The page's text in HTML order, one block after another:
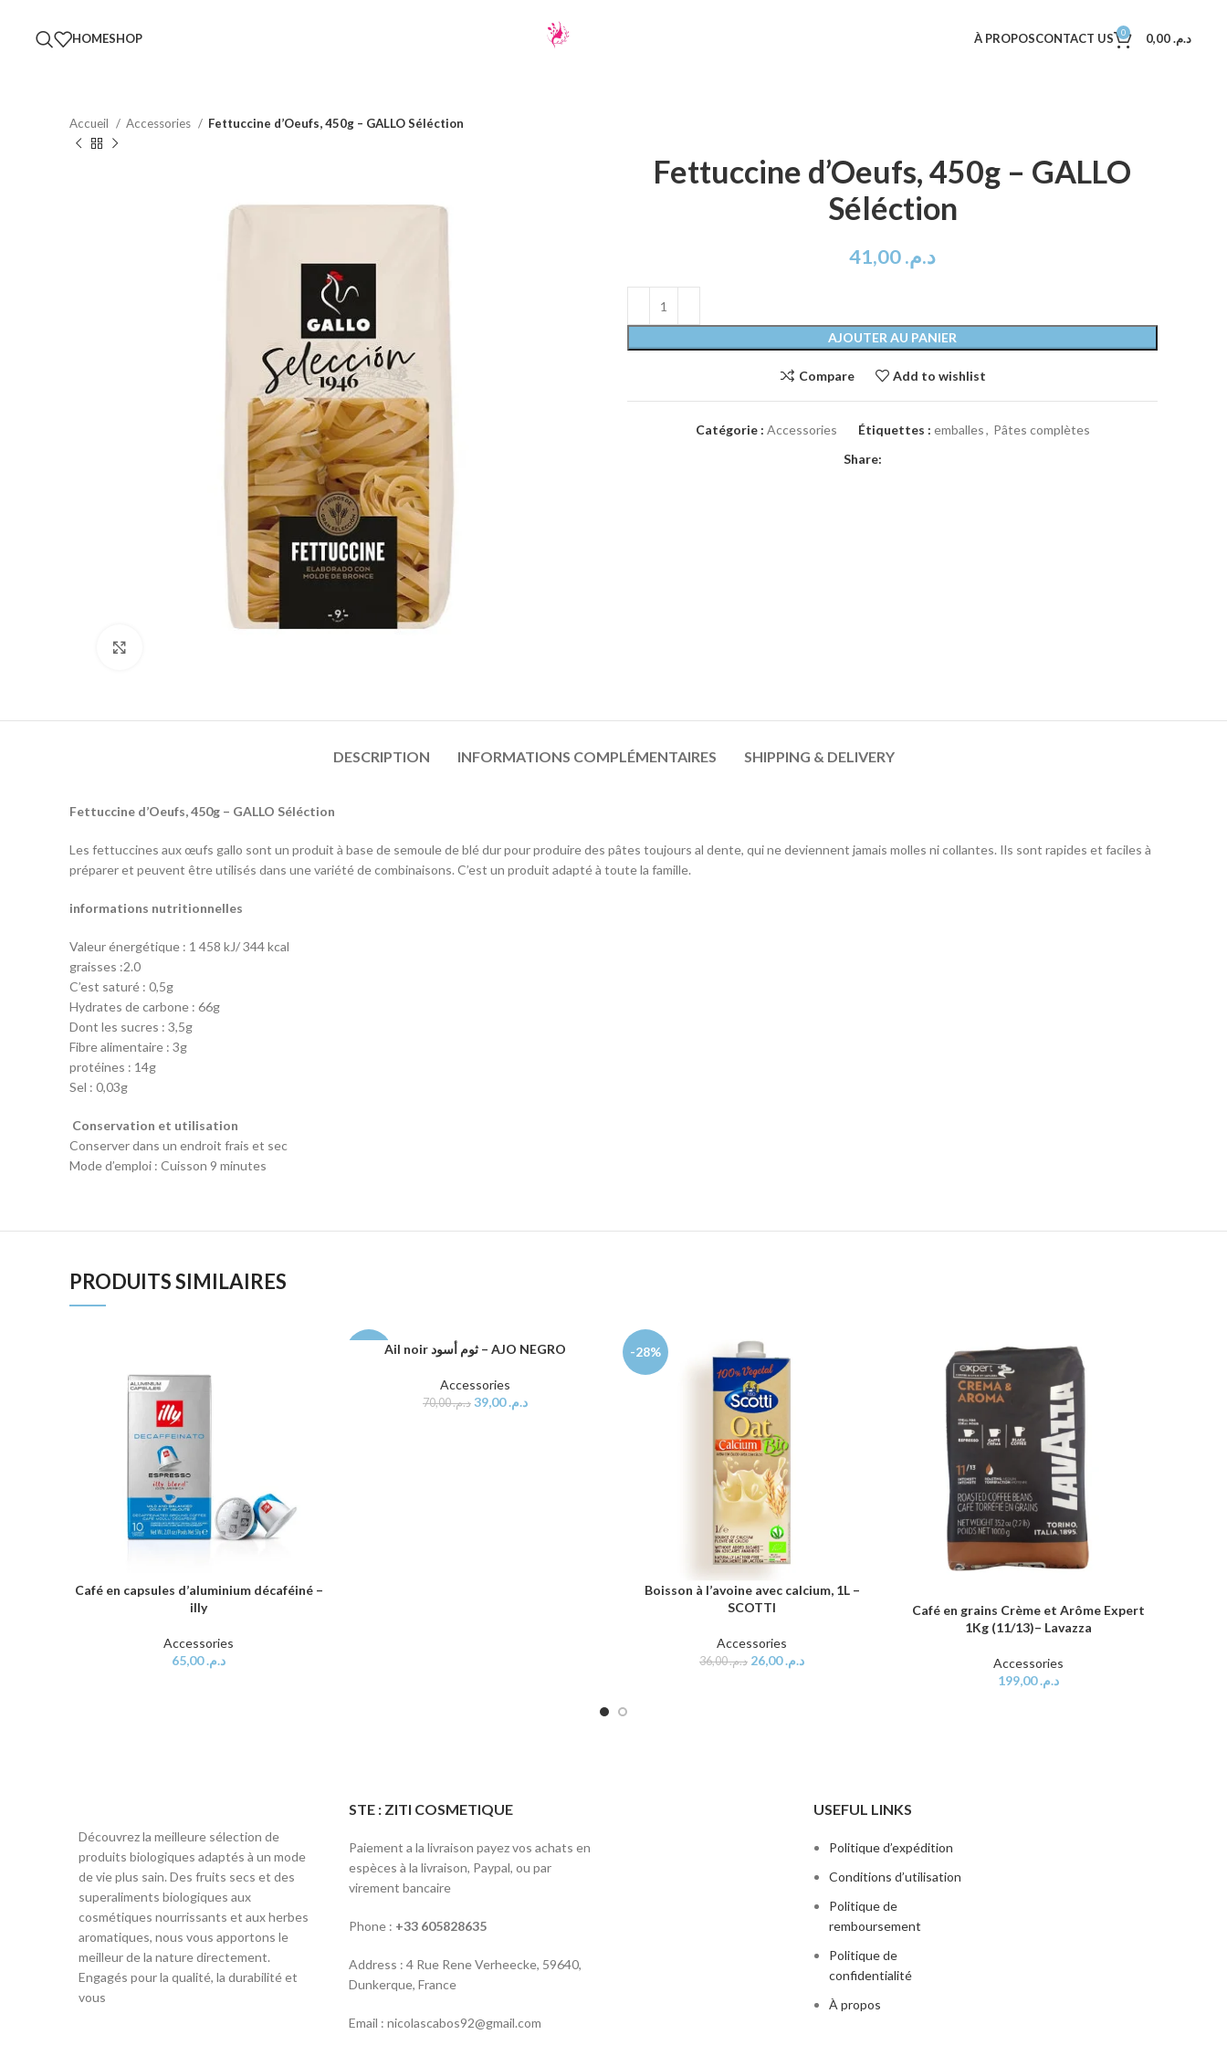
HOMESHOP À PROPOSCONTACT US 0 د.م.0,00
Accueil Accessories Fettuccine d’Oeufs, 450g – GALLO Séléction
Fettuccine d’Oeufs, 450g – GALLO
Séléction
د.م.
AJOUTER AU PANIER
Compare Add to wishlist
Catégorie : Accessories Étiquettes : emballes, Pâtes complètes
Share:
DESCRIPTION INFORMATIONS COMPLÉMENTAIRES SHIPPING & DELIVERY
Fettuccine d’Oeufs, 450g – GALLO Séléction
Les fettuccines aux œufs gallo sont un produit à base de semoule de blé dur pour produire des pâtes toujours al dente, qui ne deviennent jamais molles ni collantes. Ils sont rapides et faciles à
préparer et peuvent être utilisés dans une variété de combinaisons. C’est un produit adapté à toute la famille.
informations nutritionnelles
Valeur énergétique : 1 458 kJ/ 344 kcal
graisses :2.0
C’est saturé : 0,5g
Hydrates de carbone : 66g
Dont les sucres : 3,5g
Fibre alimentaire : 3g
protéines : 14g
Sel : 0,03g
Conservation et utilisation
Conserver dans un endroit frais et sec
Mode d’emploi : Cuisson 9 minutes
PRODUITS SIMILAIRES
AJOUTER AU PANIER
Café en capsules d’aluminium décaféiné –
illy
Accessories
د.م.65,00
AJOUTER AU PANIER Ail noir ثوم أسود – AJO NEGRO
Accessories
د.م.70,00 د.م.39,00
-28%
AJOUTER AU PANIER
Boisson à l’avoine avec calcium, 1L –
SCOTTI
Accessories
د.م.36,00 د.م.26,00
AJOUTER AU PANIER
Café en grains Crème et Arôme Expert
1Kg (11/13)– Lavazza
Accessories
د.م.199,00
Découvrez la meilleure sélection de
produits biologiques adaptés à un mode
de vie plus sain. Des fruits secs et des
superaliments biologiques aux
cosmétiques nourrissants et aux herbes
aromatiques, nous vous apportons le
meilleur de la nature directement.
Engagés pour la qualité, la durabilité et
vous
STE : ZITI COSMETIQUE
Paiement a la livraison payez vos achats en
espèces à la livraison, Paypal, ou par
virement bancaire
Phone : +33 605828635
Address : 4 Rue Rene Verheecke, 59640,
Dunkerque, France
Email : nicolascabos92@gmail.com
USEFUL LINKS
Politique d’expédition
Conditions d’utilisation
Politique de
remboursement
Politique de
confidentialité
À propos